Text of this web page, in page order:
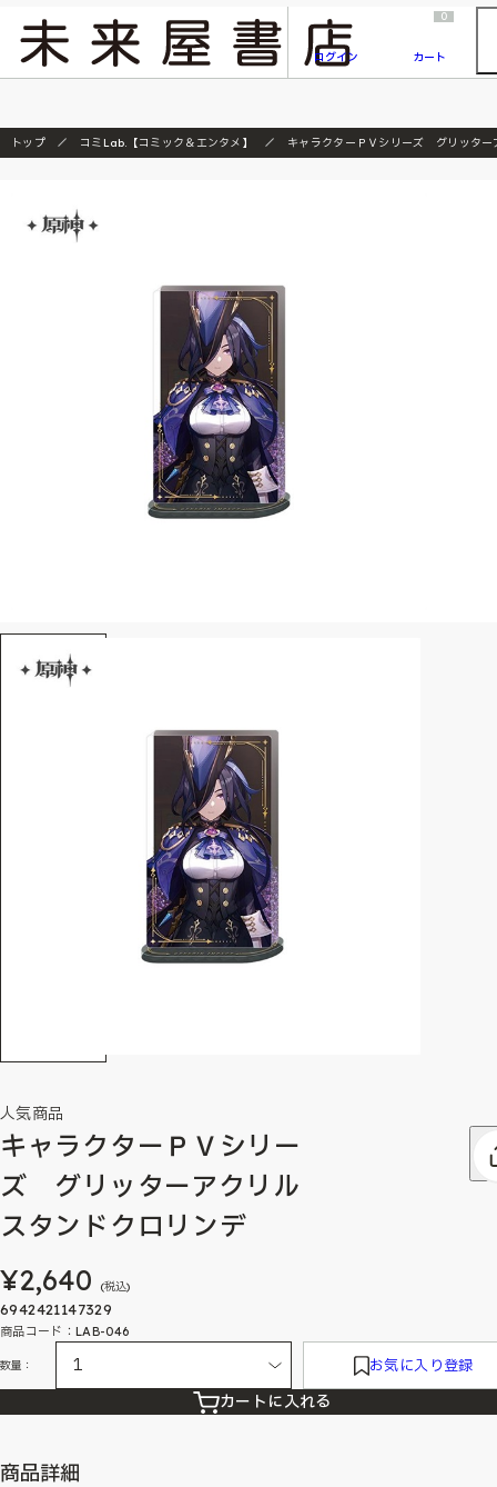
『ONE PIECE magazine 021 ONE PIECEカード付き同梱版』発売延期のご案内
ログイン
0
カート
トップ コミLab.【コミック＆エンタメ】 キャラクターＰＶシリーズ グリッター
人気商品
キャラクターＰＶシリー
ズ グリッターアクリル
スタンドクロリンデ
¥2,640 (税込)
6942421147329
商品コード：LAB-046
数量： お気に入り登録
カートに入れる
商品詳細